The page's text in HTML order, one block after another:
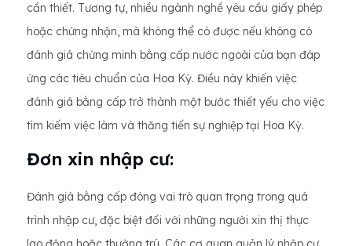
cần thiết. Tương tự, nhiều ngành nghề yêu cầu giấy phép
hoặc chứng nhận, mà không thể có được nếu không có
đánh giá chứng minh bằng cấp nước ngoài của bạn đáp
ứng các tiêu chuẩn của Hoa Kỳ. Điều này khiến việc
đánh giá bằng cấp trở thành một bước thiết yếu cho việc
tìm kiếm việc làm và thăng tiến sự nghiệp tại Hoa Kỳ.
Đơn xin nhập cư:
Đánh giá bằng cấp đóng vai trò quan trọng trong quá
trình nhập cư, đặc biệt đối với những người xin thị thực